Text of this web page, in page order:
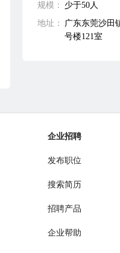
规模：
少于50人
地址：
广东东莞沙田
号楼121室
企业招聘
发布职位
搜索简历
招聘产品
企业帮助